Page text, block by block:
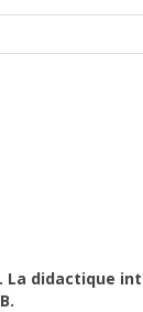
La didactique